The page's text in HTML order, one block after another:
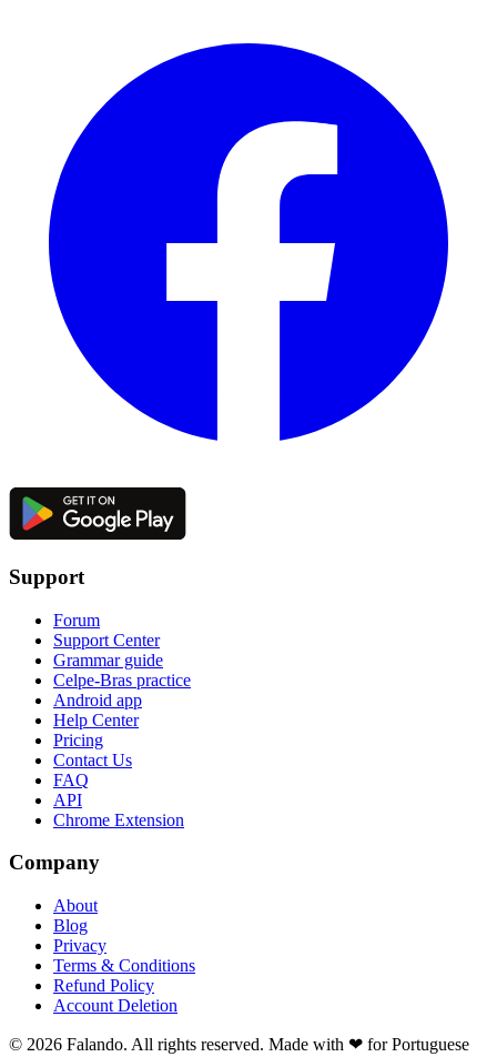
Support
Forum
Support Center
Grammar guide
Celpe-Bras practice
Android app
Help Center
Pricing
Contact Us
FAQ
API
Chrome Extension
Company
About
Blog
Privacy
Terms & Conditions
Refund Policy
Account Deletion
© 2026 Falando. All rights reserved. Made with ❤ for Portuguese